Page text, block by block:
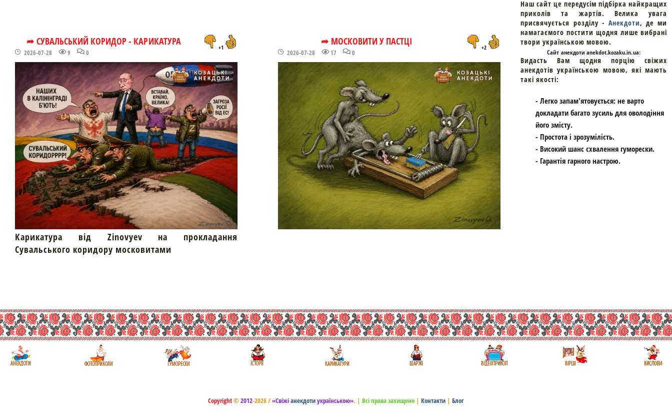
➦ СУВАЛЬСЬКИЙ КОРИДОР - КАРИКАТУРА
2026-07-28 9 0
+1
Карикатура від Zinovyev на прокладання
Сувальського коридору московитами
➦ МОСКОВИТИ У ПАСТЦІ
2026-07-28 17 0
+2
Наш сайт це передусім підбірка найкращих
приколів та жартів. Велика увага
присвячується розділу - Анекдоти, де ми
намагаємого постити щодня лише вибрані
твори українською мовою.
Cайт анекдоти anekdot.kozaku.in.ua:
Видасть Вам щодня порцію свіжих
анекдотів українською мовою, які мають
такі якості:
- Легко запам'ятовується: не варто
докладати багато зусиль для оволодіння
його змісту.
- Простота і зрозумілість.
- Високий шанс схвалення гуморески.
- Гарантія гарного настрою.
Copyright© 2012-2026 /«Свіжіанекдотиукраїнською». | Всі права захищено | Контакти | Блог